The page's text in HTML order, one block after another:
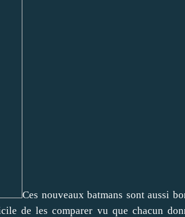
Ces nouveaux batmans sont aussi
de les comparer vu que chacun